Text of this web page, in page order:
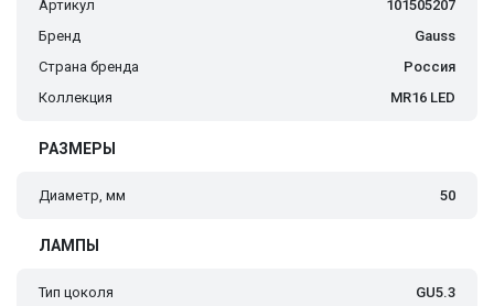
Артикул
101505207
Бренд
Gauss
Страна бренда
Россия
Коллекция
MR16 LED
РАЗМЕРЫ
Диаметр, мм 50
ЛАМПЫ
Тип цоколя
GU5.3